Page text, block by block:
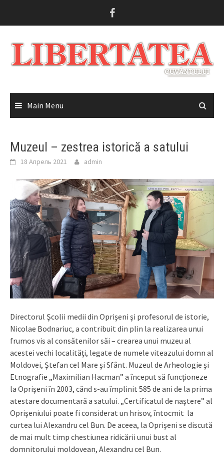
Main Menu
Muzeul – zestrea istorică a satului
18 Апрель 2021 admin
Directorul Şcolii medii din Oprişeni şi profesorul de istorie,
Nicolae Bodnariuc, a contribuit din plin la realizarea unui
frumos vis al consătenilor săi – crearea unui muzeu al
acestei vechi localităţi, legate de numele viteazului domn al
Moldovei, Ştefan cel Mare şi Sfânt. Muzeul de Arheologie şi
Etnografie „Maximilian Hacman” a început să funcţioneze
la Oprişeni în 2003, când s-au împlinit 585 de ani de la prima
atestare documentară a satului. „Certificatul de naştere” al
Oprişeniului poate fi considerat un hrisov, întocmit la
curtea lui Alexandru cel Bun. De aceea, la Oprişeni se discută
de mai mult timp chestiunea ridicării unui bust al
domnitorului moldovean, Alexandru cel Bun.